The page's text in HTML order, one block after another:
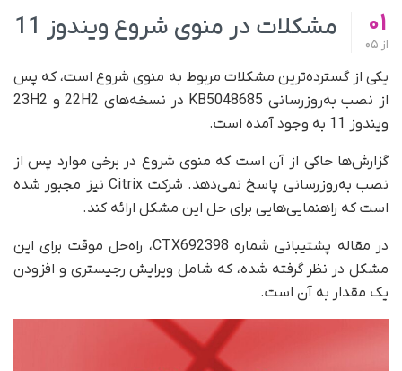
01
از
مشکلات در منوی شروع ویندوز 11
یکی از گسترده‌ترین مشکلات مربوط به منوی شروع است، که پس
از نصب به‌روزرسانی KB5048685 در نسخه‌های 22H2 و 23H2
ویندوز 11 به‌ وجود آمده است.
گزارش‌ها حاکی از آن است که منوی شروع در برخی موارد پس از
نصب به‌روزرسانی پاسخ نمی‌دهد. شرکت Citrix نیز مجبور شده
است که راهنمایی‌هایی برای حل این مشکل ارائه کند.
در مقاله پشتیبانی شماره CTX692398، راه‌حل موقت برای این
مشکل در نظر گرفته شده، که شامل ویرایش رجیستری و افزودن
یک مقدار به آن است.